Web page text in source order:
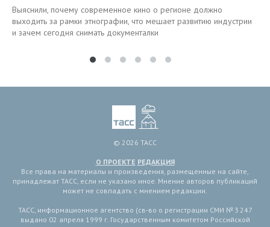
Выяснили, почему современное кино о регионе должно
выходить за рамки этнографии, что мешает развитию индустрии
и зачем сегодня снимать документалки
© 2026 ТАСС
О ПРОЕКТЕ РЕДАКЦИЯ
Все права на материалы и произведения, размещенные на сайте,
принадлежат ТАСС, если не указано иное. Мнение авторов публикаций
может не совпадать с мнением редакции.
ТАСС, информационное агентство (св-во о регистрации СМИ № 3 247
выдано 02 апреля 1999 г. Государственным комитетом Российской